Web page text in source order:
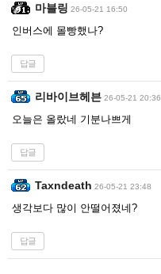
마블링 26-05-21 16:50
인버스에 몰빵했나?
답글
리바이브헤븐 26-05-21 20:36
오늘은 올랐네 기분나쁘게
답글
Taxndeath 26-05-21 23:48
생각보다 많이 안떨어졌네?
답글